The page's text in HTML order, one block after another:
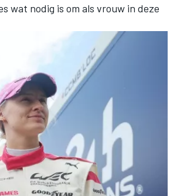
wat nodig is om als vrouw in deze